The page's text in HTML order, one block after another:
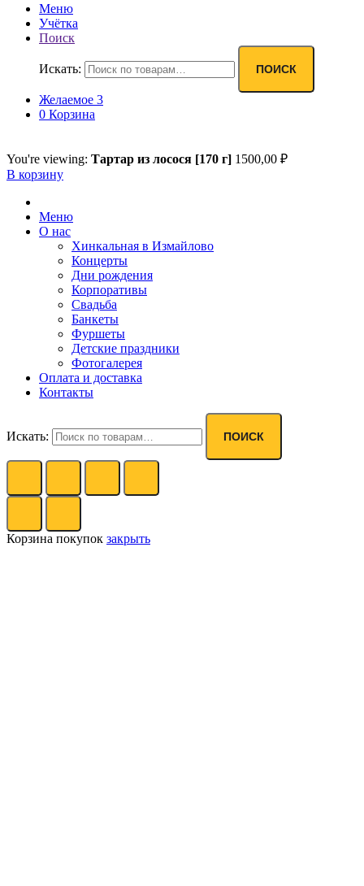
Меню
Учётка
Поиск
Искать: ПОИСК
Желаемое 3
0 Корзина
You're viewing: Тартар из лосося [170 г] 1500,00 ₽
В корзину
Меню
О нас
Хинкальная в Измайлово
Концерты
Дни рождения
Корпоративы
Свадьба
Банкеты
Фуршеты
Детские праздники
Фотогалерея
Оплата и доставка
Контакты
Искать: ПОИСК
Корзина покупок закрыть